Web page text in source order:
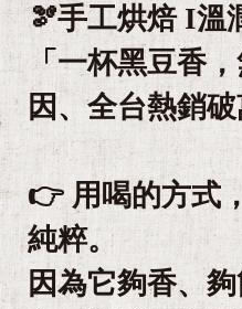
🫘手工烘焙 I溫
「一杯黑豆香
因、全台熱銷破
👉 用喝的方式
純粹。
因為它夠香、